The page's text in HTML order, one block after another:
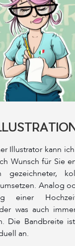
Illustrator kann
Wunsch für Sie
Analog
einer
was auch
Die Bandbreite
an.